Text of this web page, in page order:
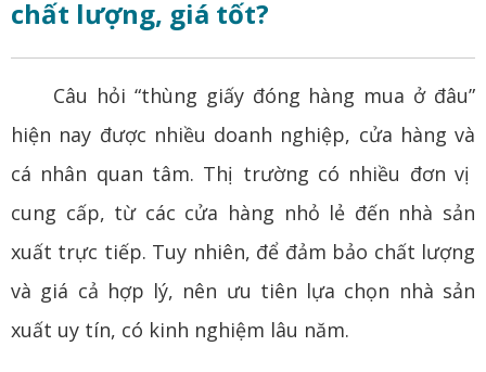
chất lượng, giá tốt?
Câu hỏi “thùng giấy đóng hàng mua ở đâu”
hiện nay được nhiều doanh nghiệp, cửa hàng và
cá nhân quan tâm. Thị trường có nhiều đơn vị
cung cấp, từ các cửa hàng nhỏ lẻ đến nhà sản
xuất trực tiếp. Tuy nhiên, để đảm bảo chất lượng
và giá cả hợp lý, nên ưu tiên lựa chọn nhà sản
xuất uy tín, có kinh nghiệm lâu năm.